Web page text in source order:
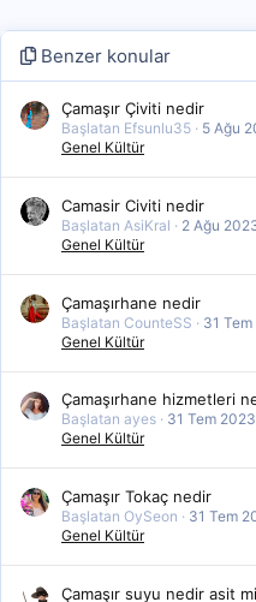
Benzer konular
Çamaşır Çiviti nedir
Başlatan Efsunlu35 5 Ağu
Genel Kültür
Camasir Civiti nedir
Başlatan AsiKral 2 Ağu
Genel Kültür
Çamaşırhane nedir
Başlatan CounteSS 31
Genel Kültür
Çamaşırhane hizmetleri
Başlatan ayes 31 Tem 2023
Genel Kültür
Çamaşır Tokaç nedir
Başlatan OySeon 31 Tem
Genel Kültür
Çamaşır suyu nedir asit